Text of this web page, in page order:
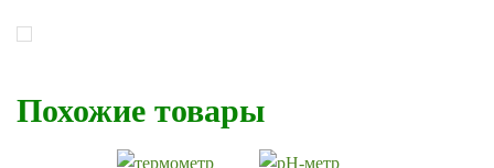
Похожие товары